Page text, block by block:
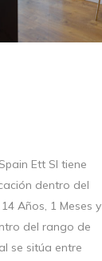
Ett Sl tiene
dentro del
Años, 1 Meses y
del rango de
se sitúa entre